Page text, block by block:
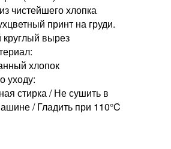
чистейшего хлопка
принт на груди.
круглый вырез
хлопок
уходу:
стирка / Не сушить в
/ Гладить при 110°C